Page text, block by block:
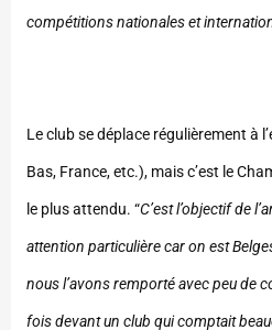
compétitions nationales et
Le club se déplace régulièrement à
Bas, France, etc.), mais c’est le
le plus attendu. “C’est l’objectif de
attention particulière car on est
nous l’avons remporté avec peu de
fois devant un club qui comptait